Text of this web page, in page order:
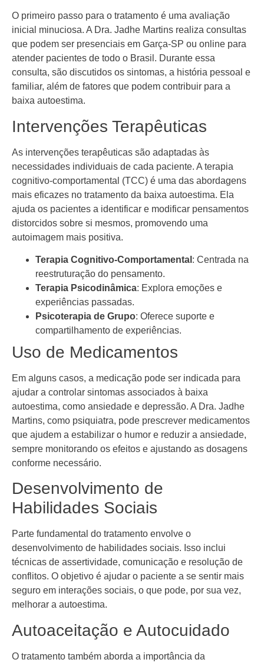
O primeiro passo para o tratamento é uma avaliação
inicial minuciosa. A Dra. Jadhe Martins realiza consultas
que podem ser presenciais em Garça-SP ou online para
atender pacientes de todo o Brasil. Durante essa
consulta, são discutidos os sintomas, a história pessoal e
familiar, além de fatores que podem contribuir para a
baixa autoestima.
Intervenções Terapêuticas
As intervenções terapêuticas são adaptadas às
necessidades individuais de cada paciente. A terapia
cognitivo-comportamental (TCC) é uma das abordagens
mais eficazes no tratamento da baixa autoestima. Ela
ajuda os pacientes a identificar e modificar pensamentos
distorcidos sobre si mesmos, promovendo uma
autoimagem mais positiva.
Terapia Cognitivo-Comportamental : Centrada na
reestruturação do pensamento.
Terapia Psicodinâmica: Explora emoções e
experiências passadas.
Psicoterapia de Grupo: Oferece suporte e
compartilhamento de experiências.
Uso de Medicamentos
Em alguns casos, a medicação pode ser indicada para
ajudar a controlar sintomas associados à baixa
autoestima, como ansiedade e depressão. A Dra. Jadhe
Martins, como psiquiatra, pode prescrever medicamentos
que ajudem a estabilizar o humor e reduzir a ansiedade,
sempre monitorando os efeitos e ajustando as dosagens
conforme necessário.
Desenvolvimento de
Habilidades Sociais
Parte fundamental do tratamento envolve o
desenvolvimento de habilidades sociais. Isso inclui
técnicas de assertividade, comunicação e resolução de
conflitos. O objetivo é ajudar o paciente a se sentir mais
seguro em interações sociais, o que pode, por sua vez,
melhorar a autoestima.
Autoaceitação e Autocuidado
O tratamento também aborda a importância da